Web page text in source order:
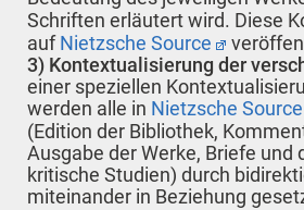
Schriften erläutert wird. Diese
aufNietzsche Source
3) Kontextualisierung der
einer speziellen
werden alle in Nietzsche Source
(Edition der Bibliothek,
Ausgabe der Werke, Briefe und
kritische Studien) durch
miteinander in Beziehung